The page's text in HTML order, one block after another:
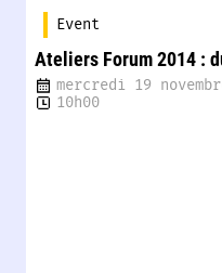
Event
Ateliers Forum 2014 :
mercredi 19
10h00